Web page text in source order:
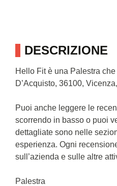
DESCRIZIONE
Hello Fit è una Palestra
D’Acquisto, 36100,
Puoi anche leggere le
scorrendo in basso o puoi
dettagliate sono nelle
esperienza. Ogni
sull’azienda e sulle altre
Palestra